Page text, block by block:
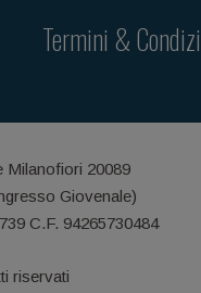
Termini &
Milanofiori 20089
Giovenale)
C.F. 94265730484
riservati